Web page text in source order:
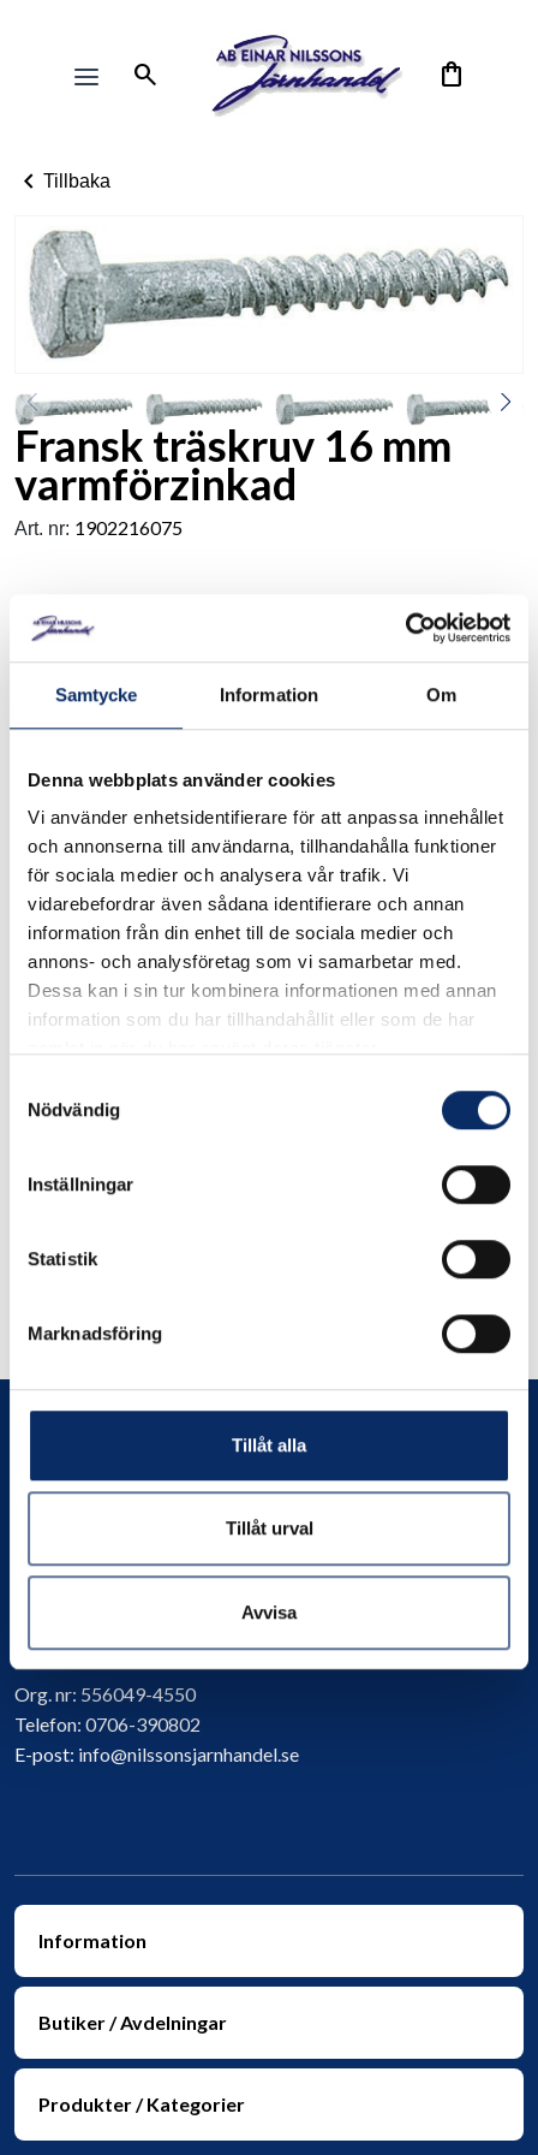
Samtycke Information Om
Denna webbplats använder cookies
Vi använder enhetsidentifierare för att anpassa innehållet
och annonserna till användarna, tillhandahålla funktioner
för sociala medier och analysera vår trafik. Vi
vidarebefordrar även sådana identifierare och annan
information från din enhet till de sociala medier och
annons- och analysföretag som vi samarbetar med.
Dessa kan i sin tur kombinera informationen med annan
information som du har tillhandahållit eller som de har
Nödvändig
Inställningar
Statistik
Marknadsföring
Tillåt alla
Tillåt urval
Avvisa
search shopping_bag
chevron_left Tillbaka
Fransk träskruv 16 mm
varmförzinkad
Art. nr: 1902216075
Fransk skruv av stål. Kvalitet: 4.6 DIN 571 Ytbehandling:
varmgalv. Grovlek 16 mm. Längd 75-200 mm. Pris/st
Välj Storlek-1
Antal
remove add
59kr
Lägg i varukorg
Liknande produkter
Andra har även tittat på
Kontakta oss
Org. nr: 556049-4550
Telefon: 0706-390802
E-post: info@nilssonsjarnhandel.se
Information
Butiker / Avdelningar
Produkter / Kategorier